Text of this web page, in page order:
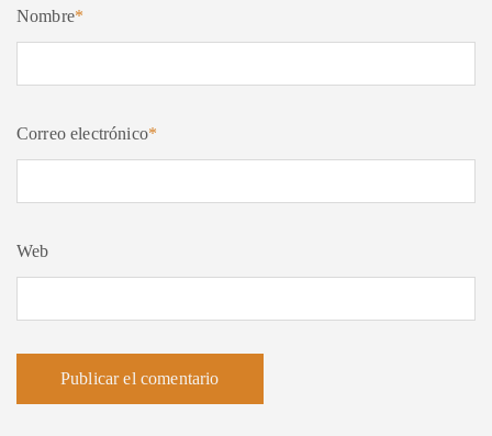
Nombre*
Correo electrónico*
Web